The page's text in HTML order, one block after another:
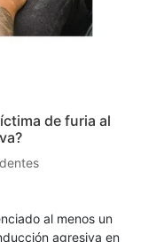
de furia al
al menos un
agresiva en